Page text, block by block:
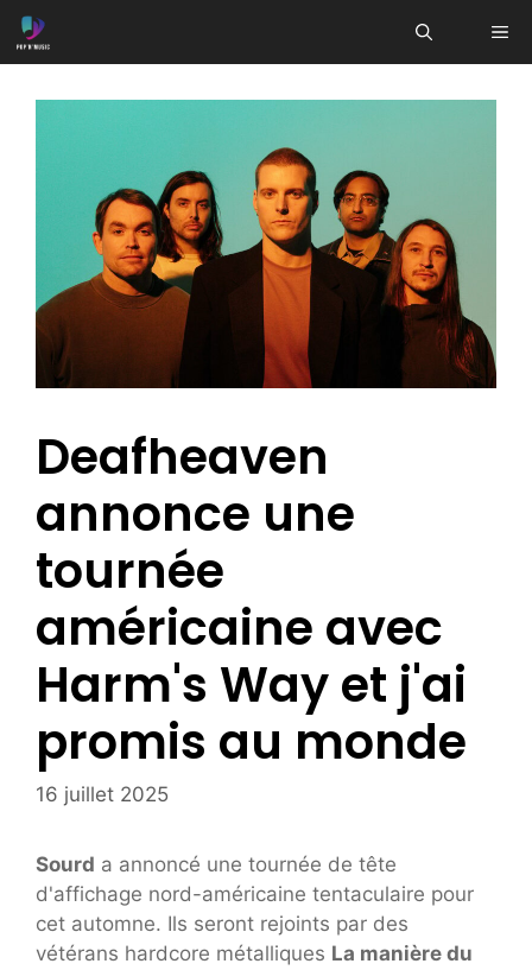
Aller
au
Deafheaven
annonce une
tournée
américaine avec
Harm's Way et j'ai
promis au monde
16 juillet 2025
Sourd a annoncé une tournée de tête
d'affichage nord-américaine tentaculaire pour
cet automne. Ils seront rejoints par des
vétérans hardcore métalliques La manière du